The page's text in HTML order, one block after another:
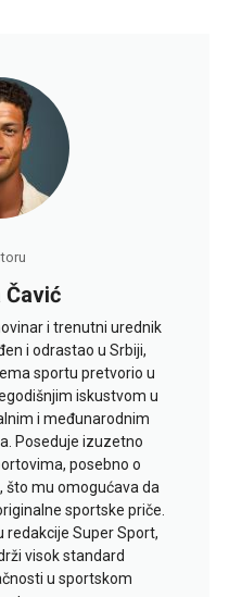
Čavić
i trenutni urednik
i odrastao u Srbiji,
sportu pretvorio u
iskustvom u
i međunarodnim
Poseduje izuzetno
posebno o
što mu omogućava da
sportske priče.
redakcije Super Sport,
visok standard
u sportskom